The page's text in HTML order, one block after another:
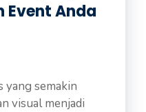
Event Anda
yang semakin
visual menjadi